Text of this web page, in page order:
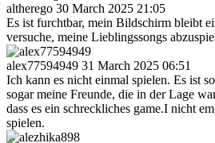
altherego 30 March 2025 21:05
Es ist furchtbar, mein Bildschirm bleibt
versuche, meine Lieblingssongs
alex77594949 31 March 2025 06:51
Ich kann es nicht einmal spielen. Es ist
sogar meine Freunde, die in der Lage
dass es ein schreckliches game.I nicht
spielen.